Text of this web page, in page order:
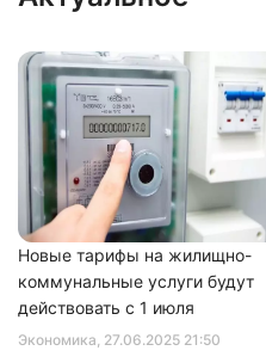
Экономика, 27.06.2025 21:50
Новые тарифы на жилищно-
коммунальные услуги будут
действовать с 1 июля
Нажимая на кнопку
соглашаетесь с